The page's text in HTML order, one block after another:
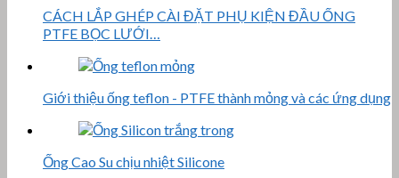
CÁCH LẮP GHÉP CÀI ĐẶT PHỤ KIỆN ĐẦU ỐNG
PTFE BỌC LƯỚI…
Giới thiệu ống teflon - PTFE thành mỏng và các ứng dụng
Ống Cao Su chịu nhiệt Silicone